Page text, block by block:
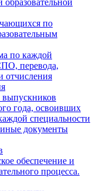
образовательной
по
по каждой
перевода,
отчисления
выпускников
года, освоивших
специальности
документы
обеспечение и
процесса.